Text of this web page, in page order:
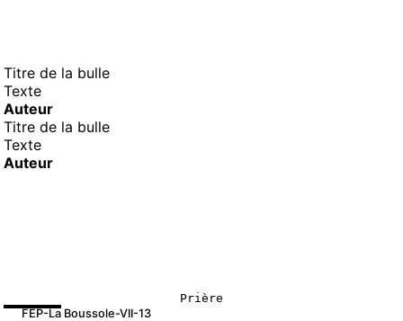
Titre de la bulle
Texte
Auteur
Titre de la bulle
Texte
Auteur
Prière
FEP-La Boussole-VII-13